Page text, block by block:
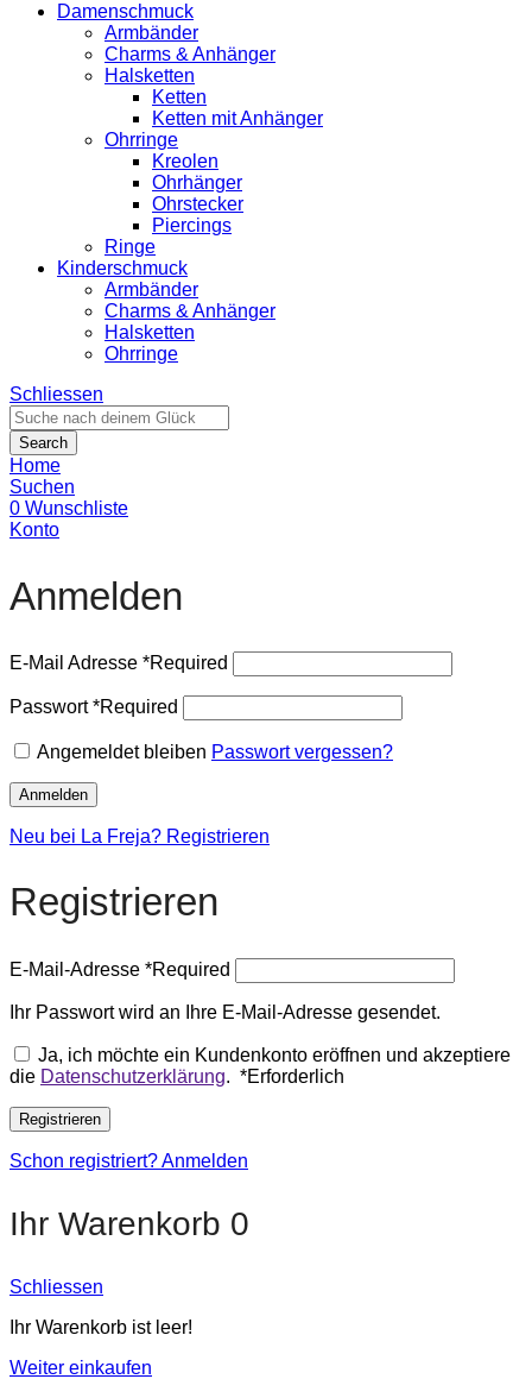
Damenschmuck
Armbänder
Charms & Anhänger
Halsketten
Ketten
Ketten mit Anhänger
Ohrringe
Kreolen
Ohrhänger
Ohrstecker
Piercings
Ringe
Kinderschmuck
Armbänder
Charms & Anhänger
Halsketten
Ohrringe
Schliessen
Search
Home
Suchen
0 Wunschliste
Konto
Anmelden
E-Mail Adresse *Required
Passwort*Required
Angemeldet bleiben Passwort vergessen?
Anmelden
Neu bei La Freja? Registrieren
Registrieren
E-Mail-Adresse *Required
Ihr Passwort wird an Ihre E-Mail-Adresse gesendet.
Ja, ich möchte ein Kundenkonto eröffnen und akzeptiere
die Datenschutzerklärung. *Erforderlich
Registrieren
Schon registriert? Anmelden
Ihr Warenkorb 0
Schliessen
Ihr Warenkorb ist leer!
Weiter einkaufen